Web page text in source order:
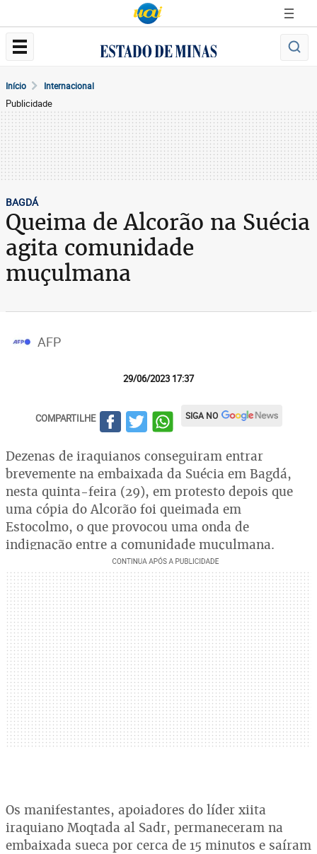
Início Internacional
Publicidade
BAGDÁ
Queima de Alcorão na Suécia
agita comunidade
muçulmana
AFP
29/06/2023 17:37
COMPARTILHE SIGA NO
Dezenas de iraquianos conseguiram entrar
brevemente na embaixada da Suécia em Bagdá,
nesta quinta-feira (29), em protesto depois que
uma cópia do Alcorão foi queimada em
Estocolmo, o que provocou uma onda de
indignação entre a comunidade muçulmana.
Os manifestantes, apoiadores do líder xiita
iraquiano Moqtada al Sadr, permaneceram na
embaixada sueca por cerca de 15 minutos e saíram